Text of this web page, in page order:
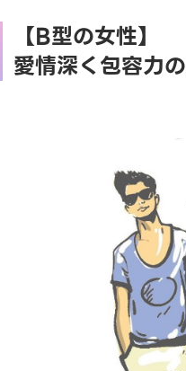
【B型の女性】
愛情深く包容力